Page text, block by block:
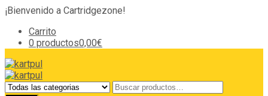
¡Bienvenido a Cartridgezone!
Carrito
0 productos0,00€